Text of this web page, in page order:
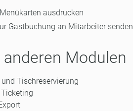
ausdrucken
Gastbuchung an Mitarbeiter senden
Modulen
Tischreservierung